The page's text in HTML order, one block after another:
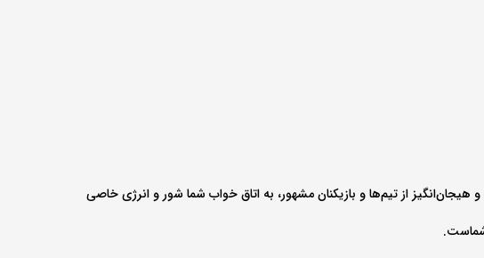
از تیم‌ها و بازیکنان مشهور، به اتاق خواب شما شور و انرژی خاصی
شماست.